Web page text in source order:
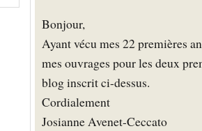
Bonjour,
Ayant vécu mes 22 premières
mes ouvrages pour les deux
blog inscrit ci-dessus.
Cordialement
Josianne Avenet-Ceccato